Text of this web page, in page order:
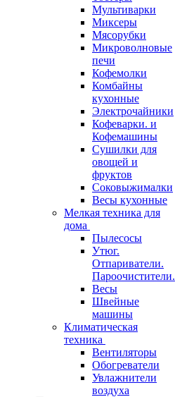
Мультиварки
Миксеры
Мясорубки
Микроволновые
печи
Кофемолки
Комбайны
кухонные
Электрочайники
Кофеварки. и
Кофемашины
Сушилки для
овощей и
фруктов
Соковыжималки
Весы кухонные
Мелкая техника для
дома
Пылесосы
Утюг.
Отпариватели.
Пароочистители.
Весы
Швейные
машины
Климатическая
техника
Вентиляторы
Обогреватели
Увлажнители
воздуха